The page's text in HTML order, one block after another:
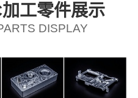
工零件展示
DISPLAY